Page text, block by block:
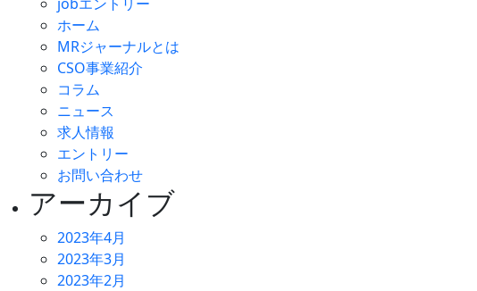
ホーム
MRジャーナルとは
CSO事業紹介
コラム
ニュース
求人情報
エントリー
お問い合わせ
アーカイブ
2023年4月
2023年3月
2023年2月